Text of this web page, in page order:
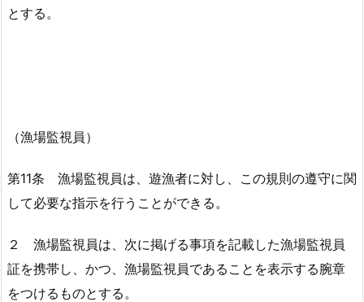
とする。
（漁場監視員）
第11条 漁場監視員は、遊漁者に対し、この規則の遵守に関
して必要な指示を行うことができる。
２ 漁場監視員は、次に掲げる事項を記載した漁場監視員
証を携帯し、かつ、漁場監視員であることを表示する腕章
をつけるものとする。